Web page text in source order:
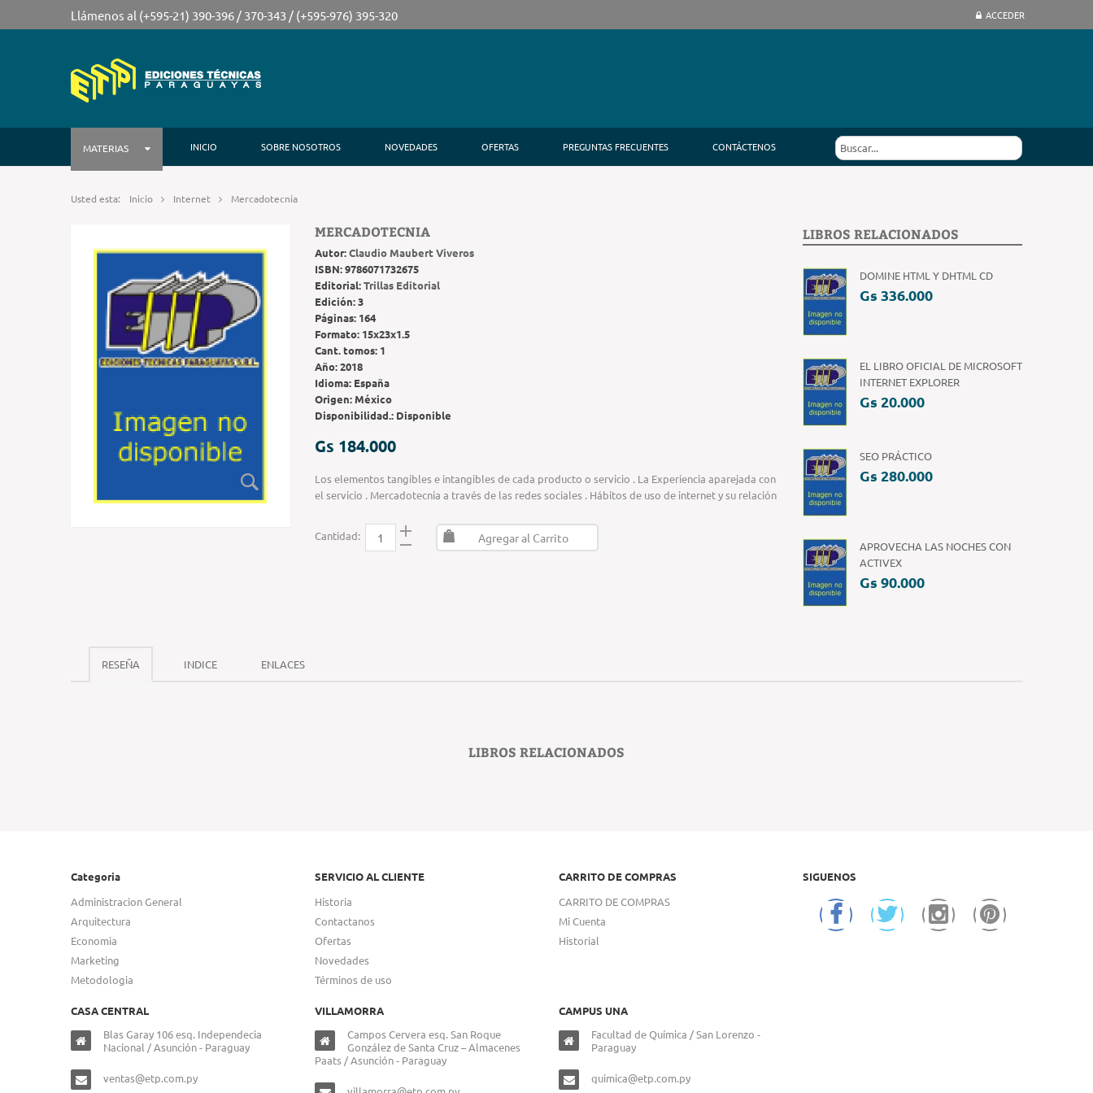
Llámenos al (+595-21) 390-396 / 370-343 / (+595-976) 395-320 ACCEDER
MATERIAS INICIO SOBRE NOSOTROS NOVEDADES OFERTAS PREGUNTAS FRECUENTES CONTÁCTENOS
Usted esta: Inicio Internet Mercadotecnia
MERCADOTECNIA
Autor:Claudio Maubert Viveros
ISBN:9786071732675
Editorial:Trillas Editorial
Edición:3
Páginas: 164
Formato: 15x23x1.5
Cant. tomos: 1
Año:2018
Idioma: España
Origen:México
Disponibilidad.: Disponible
Gs 184.000
Los elementos tangibles e intangibles de cada producto o servicio . La Experiencia aparejada con
el servicio . Mercadotecnia a través de las redes sociales . Hábitos de uso de internet y su relación
Cantidad: Agregar al Carrito
LIBROS RELACIONADOS
DOMINE HTML Y DHTML CD
Gs 336.000
EL LIBRO OFICIAL DE MICROSOFT
INTERNET EXPLORER
Gs 20.000
SEO PRÁCTICO
Gs 280.000
APROVECHA LAS NOCHES CON
ACTIVEX
Gs 90.000
RESEÑA INDICE ENLACES
LIBROS RELACIONADOS
Categoria
Administracion General
Arquitectura
Economia
Marketing
Metodologia
SERVICIO AL CLIENTE
Historia
Contactanos
Ofertas
Novedades
Términos de uso
CARRITO DE COMPRAS
CARRITO DE COMPRAS
Mi Cuenta
Historial
SIGUENOS
CASA CENTRAL
Blas Garay 106 esq. Independecia
Nacional / Asunción - Paraguay
ventas@etp.com.py
VILLAMORRA
Campos Cervera esq. San Roque
González de Santa Cruz – Almacenes
Paats / Asunción - Paraguay
CAMPUS UNA
Facultad de Química / San Lorenzo -
Paraguay
quimica@etp.com.py